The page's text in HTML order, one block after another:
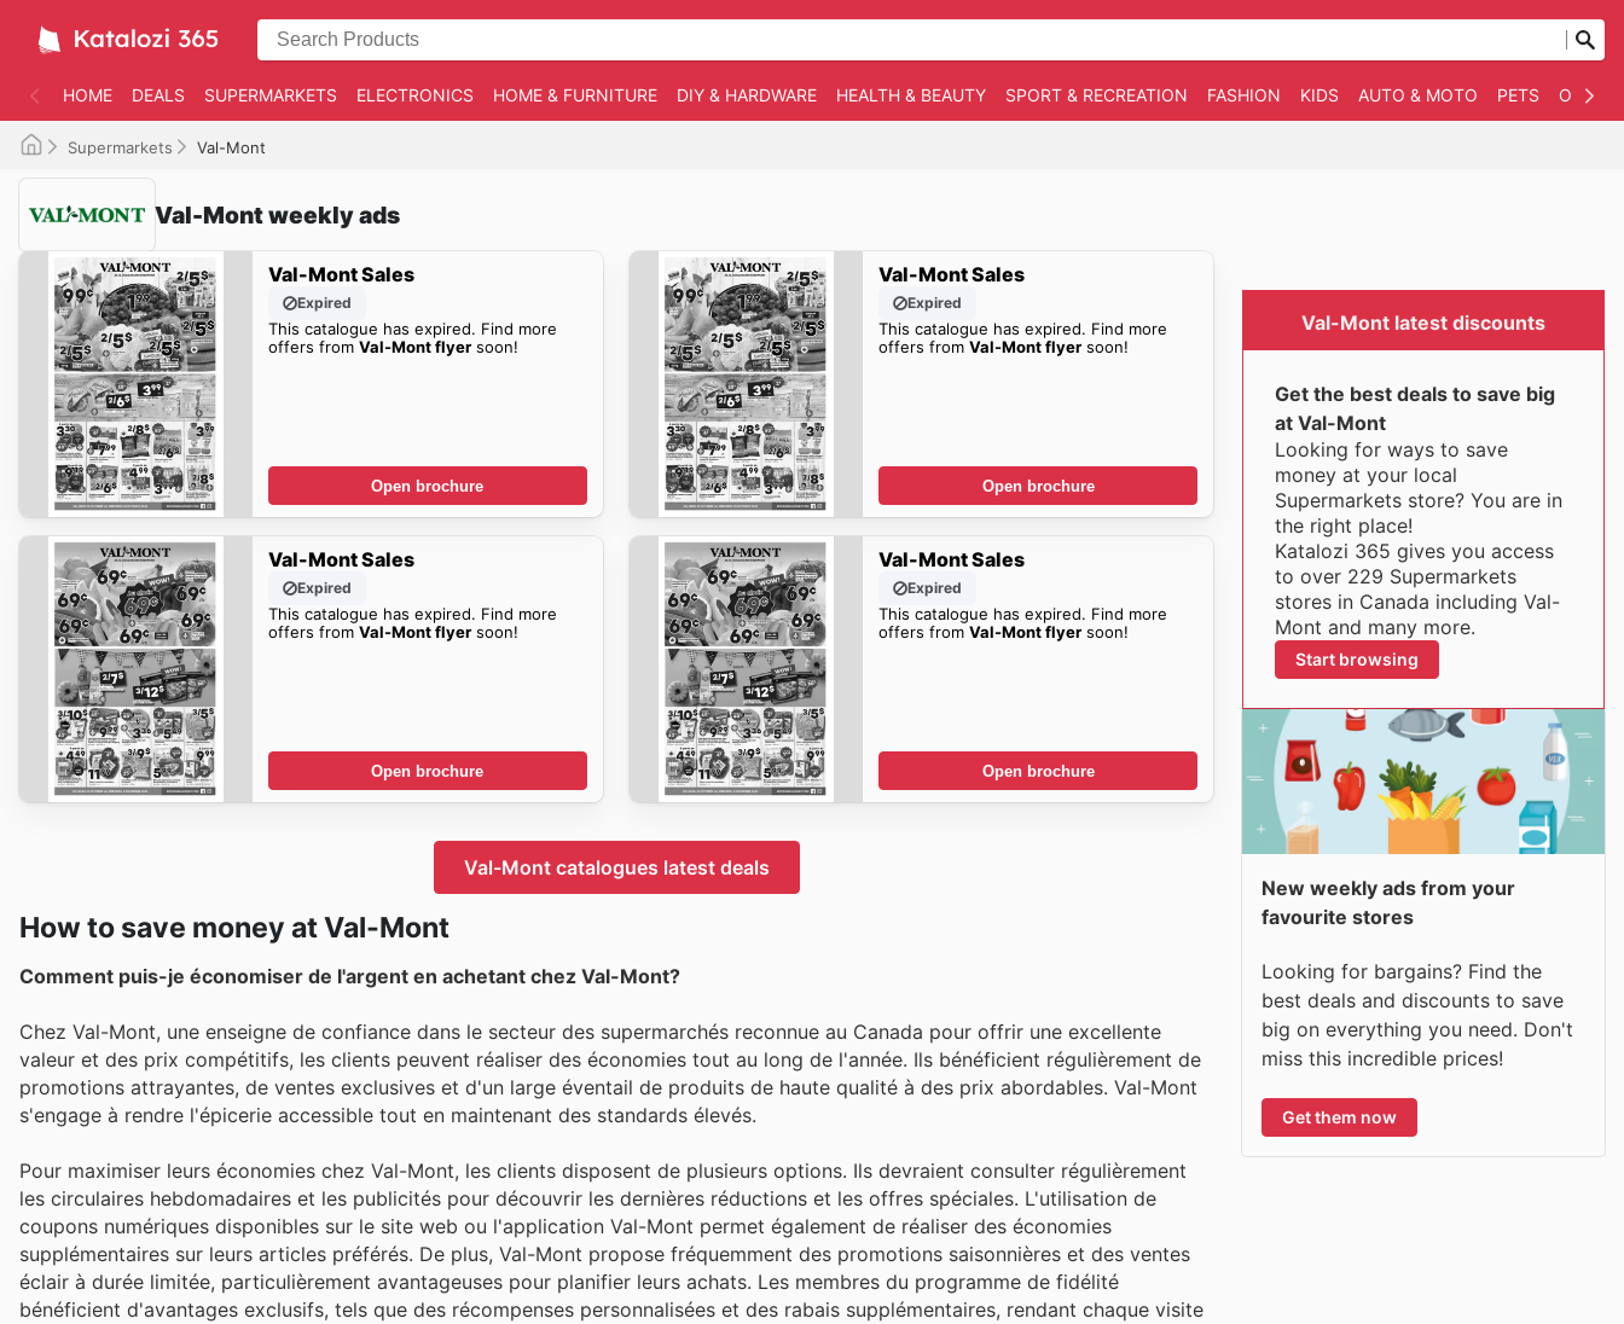
HOME DEALS SUPERMARKETS ELECTRONICS HOME & FURNITURE DIY & HARDWARE HEALTH & BEAUTY SPORT & RECREATION FASHION KIDS AUTO & MOTO PETS
Supermarkets Val-Mont
Val-Mont weekly ads
Val-Mont Sales
Expired
This catalogue has expired. Find more
offers from Val-Mont flyersoon!
Open brochure
Val-Mont Sales
Expired
This catalogue has expired. Find more
offers fromVal-Mont flyer soon!
Open brochure
Val-Mont Sales
Expired
This catalogue has expired. Find more
offers from Val-Mont flyersoon!
Open brochure
Val-Mont Sales
Expired
This catalogue has expired. Find more
offers fromVal-Mont flyer soon!
Open brochure
Val-Mont catalogues latest deals
How to save money at Val-Mont
Comment puis-je économiser de l'argent en achetant chez Val-Mont?
Chez Val-Mont, une enseigne de confiance dans le secteur des supermarchés reconnue au Canada pour offrir une excellente
valeur et des prix compétitifs, les clients peuvent réaliser des économies tout au long de l'année. Ils bénéficient régulièrement de
promotions attrayantes, de ventes exclusives et d'un large éventail de produits de haute qualité à des prix abordables. Val-Mont
s'engage à rendre l'épicerie accessible tout en maintenant des standards élevés.
Pour maximiser leurs économies chez Val-Mont, les clients disposent de plusieurs options. Ils devraient consulter régulièrement
les circulaires hebdomadaires et les publicités pour découvrir les dernières réductions et les offres spéciales. L'utilisation de
coupons numériques disponibles sur le site web ou l'application Val-Mont permet également de réaliser des économies
supplémentaires sur leurs articles préférés. De plus, Val-Mont propose fréquemment des promotions saisonnières et des ventes
éclair à durée limitée, particulièrement avantageuses pour planifier leurs achats. Les membres du programme de fidélité
bénéficient d'avantages exclusifs, tels que des récompenses personnalisées et des rabais supplémentaires, rendant chaque visite
Val-Mont latest discounts
Get the best deals to save big
at Val-Mont
Looking for ways to save
money at your local
Supermarkets store? You are in
the right place!
Katalozi 365 gives you access
to over 229 Supermarkets
stores in Canada including Val-
Mont and many more.
Start browsing
New weekly ads from your
favourite stores
Looking for bargains? Find the
best deals and discounts to save
big on everything you need. Don't
miss this incredible prices!
Get them now